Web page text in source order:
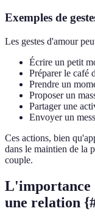
Exemples de
Les gestes d'amour
Écrire un petit
Préparer le café
Prendre un
Proposer un
Partager une
Envoyer un
Ces actions, bien
dans le maintien de la
couple.
L'importance
une relation